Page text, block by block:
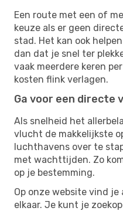
Een route met een of
keuze als er geen
stad. Het kan ook
dan dat je snel ter
vaak meerdere keren
kosten flink verlagen.
Ga voor een directe
Als snelheid het
vlucht de makkelijkste
luchthavens over te
met wachttijden. Zo
op je bestemming.
Op onze website vind je
elkaar. Je kunt je